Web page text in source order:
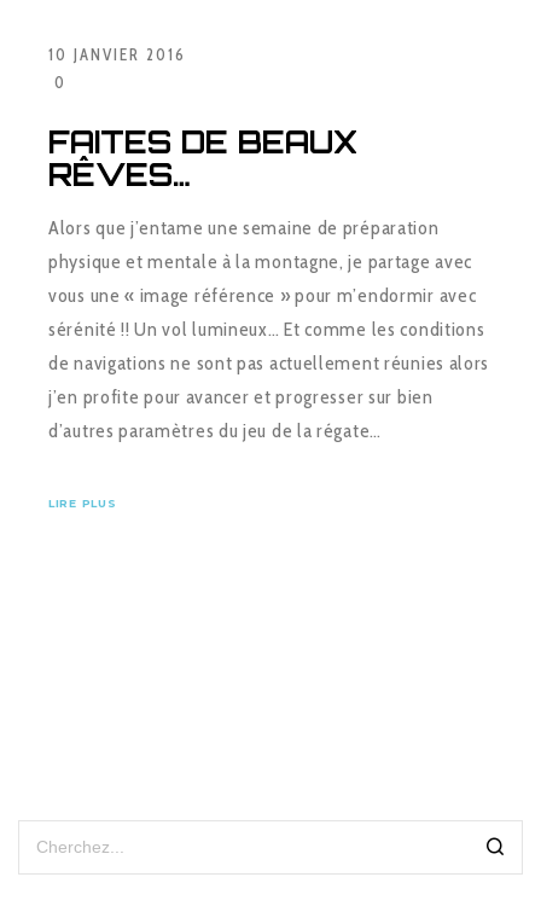
10 JANVIER 2016
0
FAITES DE BEAUX
RÊVES…
Alors que j’entame une semaine de préparation
physique et mentale à la montagne, je partage avec
vous une « image référence » pour m’endormir avec
sérénité !! Un vol lumineux… Et comme les conditions
de navigations ne sont pas actuellement réunies alors
j’en profite pour avancer et progresser sur bien
d’autres paramètres du jeu de la régate…
LIRE PLUS